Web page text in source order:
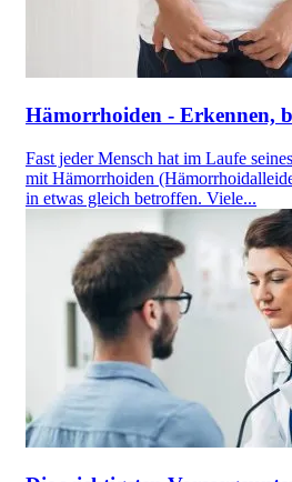
Hämorrhoiden - Erkennen,
Fast jeder Mensch hat im Laufe
mit Hämorrhoiden
in etwas gleich betroffen. Viele...